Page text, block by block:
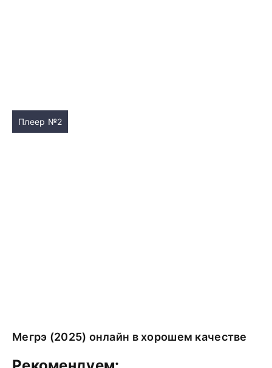
Плеер №2
Мегрэ (2025) онлайн в хорошем качестве